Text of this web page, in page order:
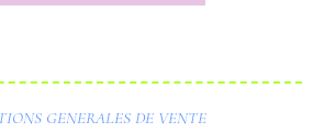
GENERALES DE VENTE